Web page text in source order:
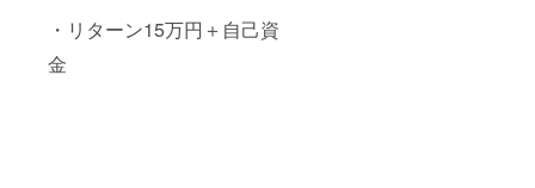
・リターン15万円＋自己資
金